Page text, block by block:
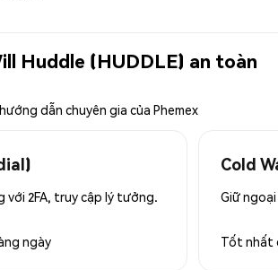
Huddle (HUDDLE) an toàn
dẫn chuyên gia của Phemex
2FA, truy cập lý tưởng.
ngày
Cold
Giữ
Tốt nhất